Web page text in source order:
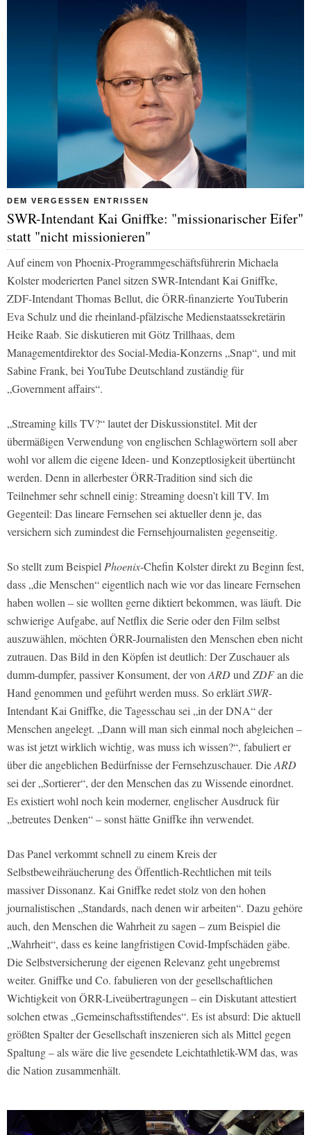
DEM VERGESSEN ENTRISSEN
SWR-Intendant Kai Gniffke: "missionarischer Eifer"
statt "nicht missionieren"
Auf einem vonPhoenix-Programmgeschäftsführerin Michaela
Kolster moderierten Panel sitzenSWR-Intendant Kai Gniffke,
ZDF-Intendant Thomas Bellut, die ÖRR-finanzierte YouTuberin
Eva Schulz und die rheinland-pfälzische Medienstaatssekretärin
Heike Raab. Sie diskutieren mit Götz Trillhaas, dem
Managementdirektor des Social-Media-Konzerns „Snap“, und mit
Sabine Frank, bei YouTube Deutschland zuständig für
„Government affairs“.
„Streaming kills TV?“ lautet der Diskussionstitel. Mit der
übermäßigen Verwendung von englischen Schlagwörtern soll aber
wohl vor allem die eigene Ideen- und Konzeptlosigkeit übertüncht
werden. Denn in allerbester ÖRR-Tradition sind sich die
Teilnehmer sehr schnell einig: Streaming doesn’t kill TV. Im
Gegenteil: Das lineare Fernsehen sei aktueller denn je, das
versichern sich zumindest die Fernsehjournalisten gegenseitig.
So stellt zum BeispielPhoenix-Chefin Kolster direkt zu Beginn fest,
dass „die Menschen“ eigentlich nach wie vor das lineare Fernsehen
haben wollen – sie wollten gerne diktiert bekommen, was läuft. Die
schwierige Aufgabe, auf Netflix die Serie oder den Film selbst
auszuwählen, möchten ÖRR-Journalisten den Menschen eben nicht
zutrauen. Das Bild in den Köpfen ist deutlich: Der Zuschauer als
dumm-dumpfer, passiver Konsument, der vonARDundZDFan die
Hand genommen und geführt werden muss. So erklärtSWR-
Intendant Kai Gniffke, die Tagesschau sei „in der DNA“ der
Menschen angelegt. „Dann will man sich einmal noch abgleichen –
was ist jetzt wirklich wichtig, was muss ich wissen?“, fabuliert er
über die angeblichen Bedürfnisse der Fernsehzuschauer. DieARD
sei der „Sortierer“, der den Menschen das zu Wissende einordnet.
Es existiert wohl noch kein moderner, englischer Ausdruck für
„betreutes Denken“ – sonst hätte Gniffke ihn verwendet.
Das Panel verkommt schnell zu einem Kreis der
Selbstbeweihräucherung des Öffentlich-Rechtlichen mit teils
massiver Dissonanz. Kai Gniffke redet stolz von den hohen
journalistischen „Standards, nach denen wir arbeiten“. Dazu gehöre
auch, den Menschen die Wahrheit zu sagen – zum Beispiel die
„Wahrheit“, dass es keine langfristigen Covid-Impfschäden gäbe.
Die Selbstversicherung der eigenen Relevanz geht ungebremst
weiter. Gniffke und Co. fabulieren von der gesellschaftlichen
Wichtigkeit von ÖRR-Liveübertragungen – ein Diskutant attestiert
solchen etwas „Gemeinschaftsstiftendes“. Es ist absurd: Die aktuell
größten Spalter der Gesellschaft inszenieren sich als Mittel gegen
Spaltung – als wäre die live gesendete Leichtathletik-WM das, was
die Nation zusammenhält.